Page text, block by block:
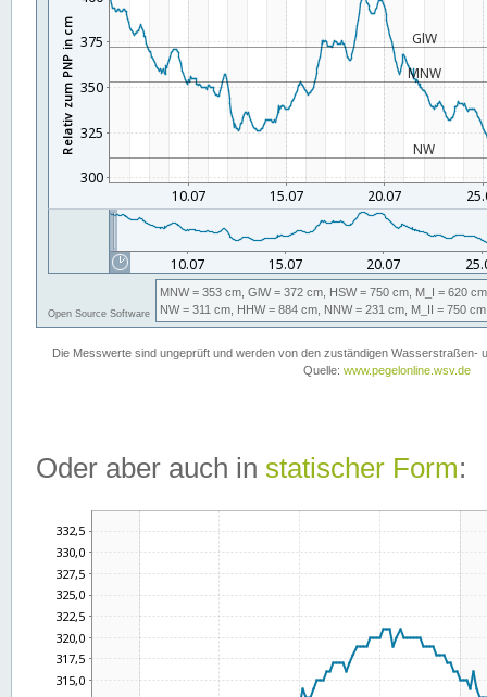
Oder aber auch in statischer Form: